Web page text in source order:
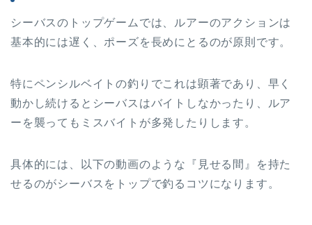
シーバスのトップゲームでは、ルアーのアクションは
基本的には遅く、ポーズを長めにとるのが原則です。
特にペンシルベイトの釣りでこれは顕著であり、早く
動かし続けるとシーバスはバイトしなかったり、ルア
ーを襲ってもミスバイトが多発したりします。
具体的には、以下の動画のような『見せる間』を持た
せるのがシーバスをトップで釣るコツになります。